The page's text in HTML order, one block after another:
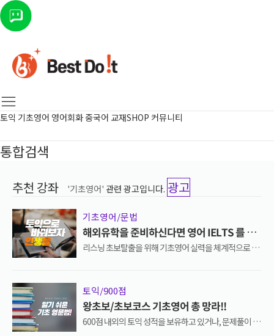
토익 기초영어 영어회화중국어 교재SHOP 커뮤니티
통합검색
추천 강좌 '기초영어' 관련 광고입니다. 광고
기초영어/문법
해외유학을 준비하신다면 영어 IELTS 를 준
비해야합니다!
리스닝 초보탈출을 위해 기초영어 실력을 체계적으로 학
토익/900점
왕초보/초보코스 기초영어 총 망라!!
600점 내외의 토익 성적을 보유하고 있거나, 문제풀이 스